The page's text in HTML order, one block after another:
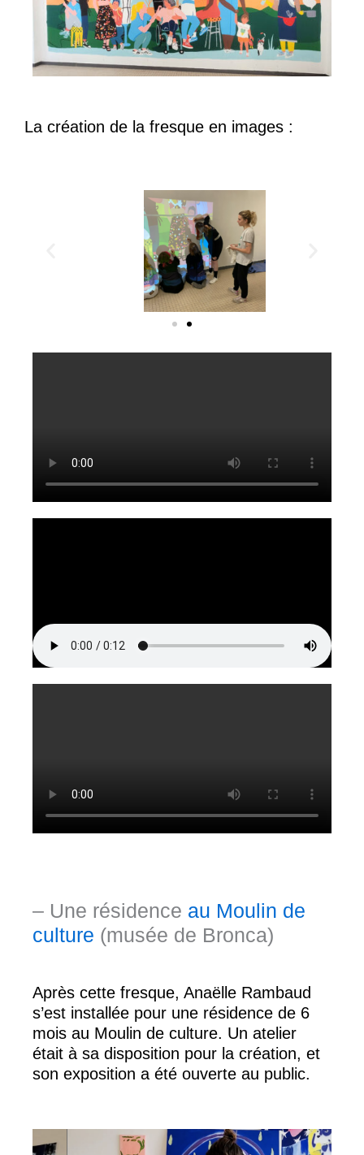
La création de la fresque en images :
– Une résidence au Moulin de
culture (musée de Bronca)
Après cette fresque, Anaëlle Rambaud
s’est installée pour une résidence de 6
mois au Moulin de culture. Un atelier
était à sa disposition pour la création, et
son exposition a été ouverte au public.